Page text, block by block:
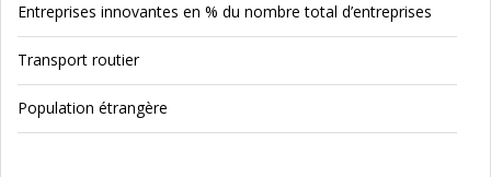
Entreprises innovantes en % du nombre total d’entreprises
Transport routier
Population étrangère